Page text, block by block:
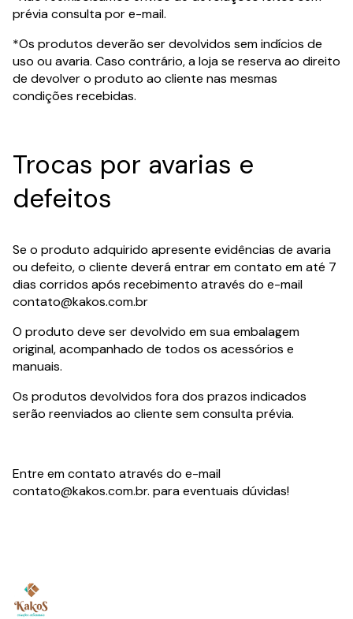
prévia consulta por e-mail.
*Os produtos deverão ser devolvidos sem indícios de
uso ou avaria. Caso contrário, a loja se reserva ao direito
de devolver o produto ao cliente nas mesmas
condições recebidas.
Trocas por avarias e
defeitos
Se o produto adquirido apresente evidências de avaria
ou defeito, o cliente deverá entrar em contato em até 7
dias corridos após recebimento através do e-mail
contato@kakos.com.br
O produto deve ser devolvido em sua embalagem
original, acompanhado de todos os acessórios e
manuais.
Os produtos devolvidos fora dos prazos indicados
serão reenviados ao cliente sem consulta prévia.
Entre em contato através do e-mail
contato@kakos.com.br. para eventuais dúvidas!